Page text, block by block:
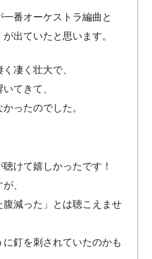
番オーケストラ編曲と
出ていたと思います。
凄く壮大で、
てきて、
ったのでした。
けて嬉しかったです！
、
減った」とは聴こえませ
釘を刺されていたのかも